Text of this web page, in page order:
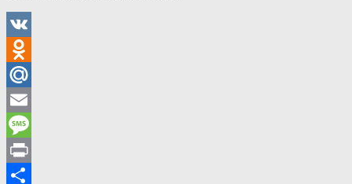
VK
Odnoklassniki
Mail.Ru
Email
Message
Print